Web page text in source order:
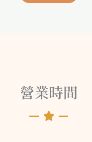
營業時間